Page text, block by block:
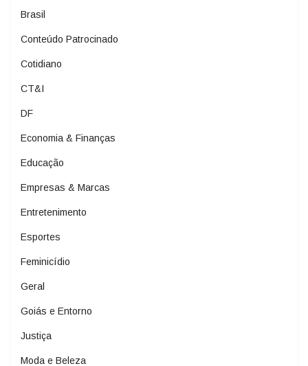
Brasil
Conteúdo Patrocinado
Cotidiano
CT&I
DF
Economia & Finanças
Educação
Empresas & Marcas
Entretenimento
Esportes
Feminicídio
Geral
Goiás e Entorno
Justiça
Moda e Beleza